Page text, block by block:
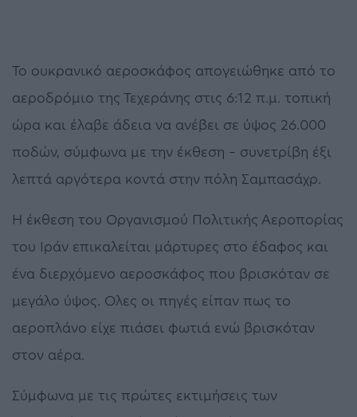
Το ουκρανικό αεροσκάφος απογειώθηκε από το
αεροδρόμιο της Τεχεράνης στις 6:12 π.μ. τοπική
ώρα και έλαβε άδεια να ανέβει σε ύψος 26.000
ποδών, σύμφωνα με την έκθεση – συνετρίβη έξι
λεπτά αργότερα κοντά στην πόλη Σαμπασάχρ.
Η έκθεση του Οργανισμού Πολιτικής Αεροπορίας
του Ιράν επικαλείται μάρτυρες στο έδαφος και
ένα διερχόμενο αεροσκάφος που βρισκόταν σε
μεγάλο ύψος. Ολες οι πηγές είπαν πως το
αεροπλάνο είχε πιάσει φωτιά ενώ βρισκόταν
στον αέρα.
Σύμφωνα με τις πρώτες εκτιμήσεις των